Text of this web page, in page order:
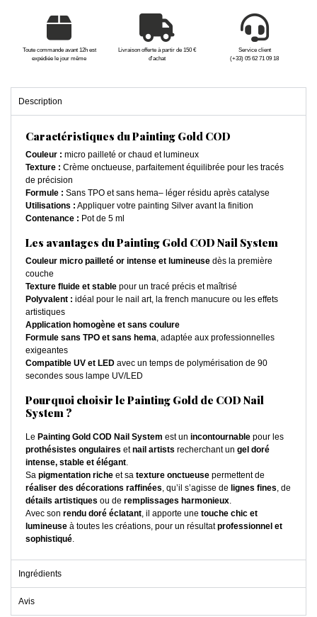
Toute commande avant 12h est
expédiée le jour même
Livraison offerte à partir de 150 €
d'achat
Service client
(+33) 05 62 71 09 18
Description
Caractéristiques du Painting Gold COD
Couleur : micro pailleté or chaud et lumineux
Texture : Crème onctueuse, parfaitement équilibrée pour les tracés
de précision
Formule : Sans TPO et sans hema– léger résidu après catalyse
Utilisations : Appliquer votre painting Silver avant la finition
Contenance : Pot de 5 ml
Les avantages du Painting Gold COD Nail System
Couleur micro pailleté or intense et lumineuse dès la première
couche
Texture fluide et stable pour un tracé précis et maîtrisé
Polyvalent : idéal pour le nail art, la french manucure ou les effets
artistiques
Application homogène et sans coulure
Formule sans TPO et sans hema, adaptée aux professionnelles
exigeantes
Compatible UV et LED avec un temps de polymérisation de 90
secondes sous lampe UV/LED
Pourquoi choisir le Painting Gold de COD Nail
System ?
Le Painting Gold COD Nail System est un incontournable pour les
prothésistes ongulaires etnail artists recherchant un gel doré
intense, stable et élégant.
Sa pigmentation riche et sa texture onctueuse permettent de
réaliser des décorations raffinées, qu’il s’agisse de lignes fines, de
détails artistiques ou de remplissages harmonieux.
Avec son rendu doré éclatant, il apporte une touche chic et
lumineuse à toutes les créations, pour un résultatprofessionnel et
sophistiqué.
Ingrédients
Avis